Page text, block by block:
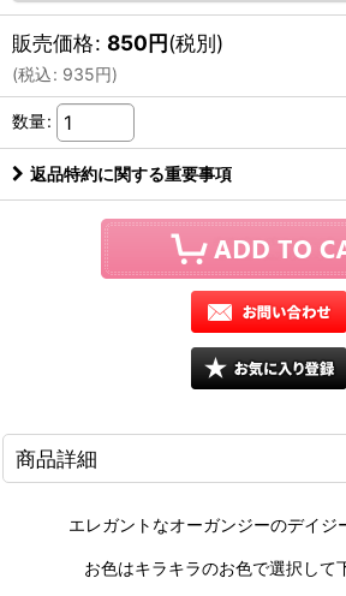
販売価格: 850円(税別)
(税込: 935円)
数量:
返品特約に関する重要事項
商品詳細
エレガントなオーガンジーのデイジ
お色はキラキラのお色で選択して